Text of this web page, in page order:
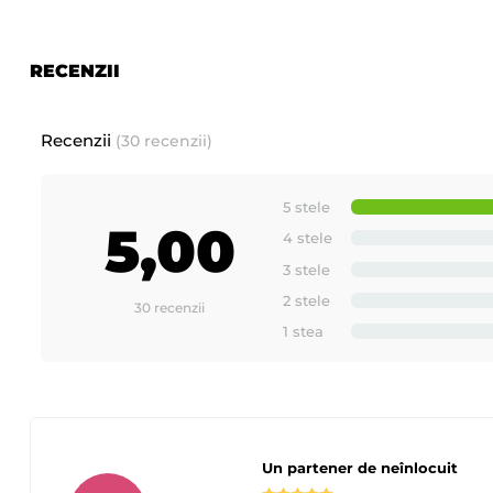
RECENZII
Recenzii (30 recenzii)
5,00
30 recenzii
5 stele
4 stele
3 stele
2 stele
1 stea
Un partener de neînlocuit